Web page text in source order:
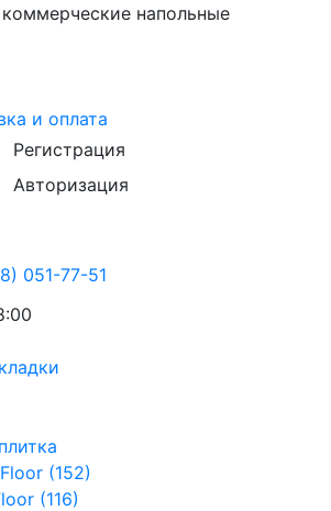
напольные
и оплата
Регистрация
Авторизация
051-77-51
(152)
(116)